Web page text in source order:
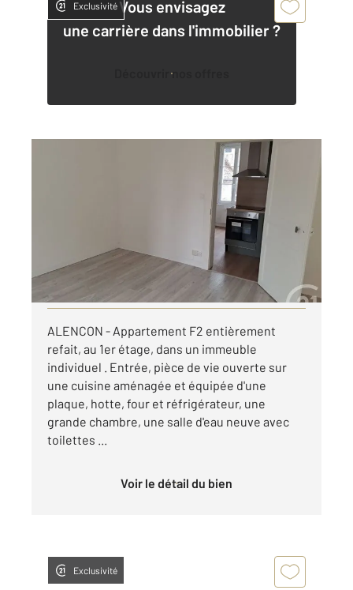
Vous envisagez
une carrière dans l'immobilier ?
Découvrir nos offres
Exclusivité
Appartement F2 à louer
425 €
par mois charges comprises
Visiter le site dédié
ALENCON - Appartement F2 entièrement
refait, au 1er étage, dans un immeuble
individuel . Entrée, pièce de vie ouverte sur
une cuisine aménagée et équipée d'une
plaque, hotte, four et réfrigérateur, une
grande chambre, une salle d'eau neuve avec
toilettes ...
Voir le détail du bien
Exclusivité